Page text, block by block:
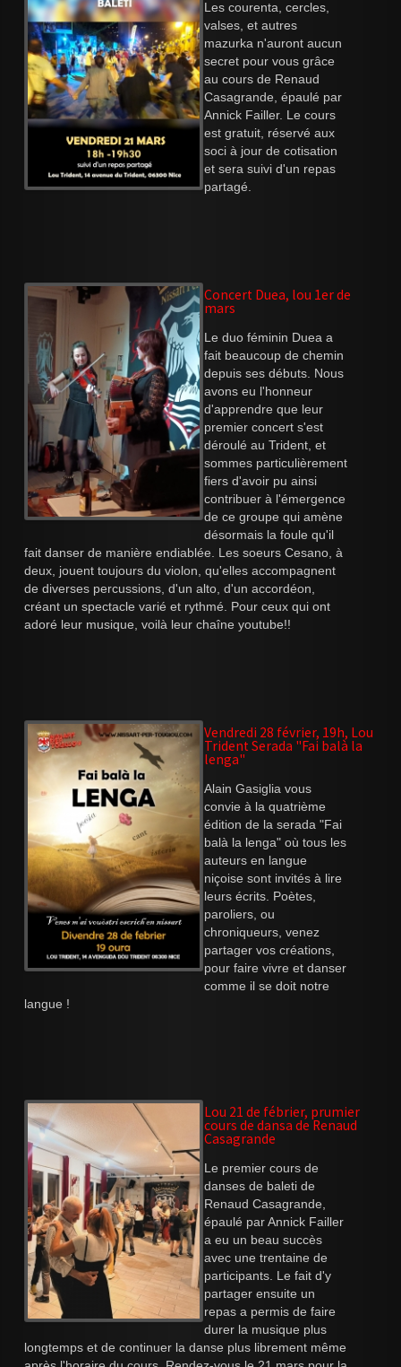
Les courenta, cercles,
valses, et autres
mazurka n'auront aucun
secret pour vous grâce
au cours de Renaud
Casagrande, épaulé par
Annick Failler. Le cours
est gratuit, réservé aux
soci à jour de cotisation
et sera suivi d'un repas
partagé.
Concert Duea, lou 1er de
mars
Le duo féminin Duea a
fait beaucoup de chemin
depuis ses débuts. Nous
avons eu l'honneur
d'apprendre que leur
premier concert s'est
déroulé au Trident, et
sommes particulièrement
fiers d'avoir pu ainsi
contribuer à l'émergence
de ce groupe qui amène
désormais la foule qu'il
fait danser de manière endiablée. Les soeurs Cesano, à
deux, jouent toujours du violon, qu'elles accompagnent
de diverses percussions, d'un alto, d'un accordéon,
créant un spectacle varié et rythmé. Pour ceux qui ont
adoré leur musique, voilà leur chaîne youtube!!
Vendredi 28 février, 19h, Lou
Trident Serada "Fai balà la
lenga"
Alain Gasiglia vous
convie à la quatrième
édition de la serada "Fai
balà la lenga" où tous les
auteurs en langue
niçoise sont invités à lire
leurs écrits. Poètes,
paroliers, ou
chroniqueurs, venez
partager vos créations,
pour faire vivre et danser
comme il se doit notre
langue !
Lou 21 de fébrier, prumier
cours de dansa de Renaud
Casagrande
Le premier cours de
danses de baleti de
Renaud Casagrande,
épaulé par Annick Failler
a eu un beau succès
avec une trentaine de
participants. Le fait d'y
partager ensuite un
repas a permis de faire
durer la musique plus
longtemps et de continuer la danse plus librement même